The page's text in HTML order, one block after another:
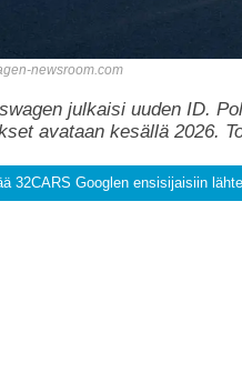
newsroom.com
julkaisi uuden ID.
avataan kesällä 2026.
32CARS Googlen ensisijaisiin